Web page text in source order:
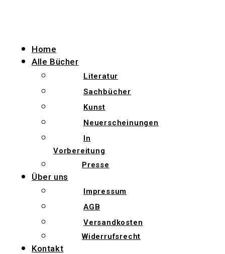
Home
Alle Bücher
Literatur
Sachbücher
Kunst
Neuerscheinungen
In
Vorbereitung
Presse
Über uns
Impressum
AGB
Versandkosten
Widerrufsrecht
Kontakt